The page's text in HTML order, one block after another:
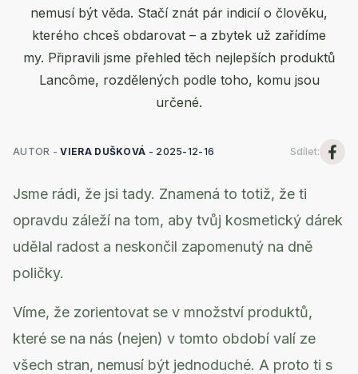
nemusí být věda. Stačí znát pár indicií o člověku,
kterého chceš obdarovat – a zbytek už zařídíme
my. Připravili jsme přehled těch nejlepších produktů
Lancôme, rozdělených podle toho, komu jsou
určené.
AUTOR -VIERA DUŠKOVÁ - 2025-12-16 Sdílet:
Jsme rádi, že jsi tady. Znamená to totiž, že ti
opravdu záleží na tom, aby tvůj kosmetický dárek
udělal radost a neskončil zapomenutý na dně
poličky.
Víme, že zorientovat se v množství produktů,
které se na nás (nejen) v tomto období valí ze
všech stran, nemusí být jednoduché. A proto ti s